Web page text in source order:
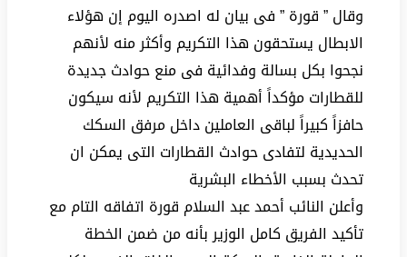
وقال ” قورة ” فى بيان له اصدره اليوم إن هؤلاء
الابطال يستحقون هذا التكريم وأكثر منه لأنهم
نجحوا بكل بسالة وفدائية فى منع حوادث جديدة
للقطارات مؤكداً أهمية هذا التكريم لأنه سيكون
حافزاً كبيراً لباقى العاملين داخل مرفق السكك
الحديدية لتفادى حوادث القطارات التى يمكن ان
تحدث بسبب الأخطاء البشرية
وأعلن النائب أحمد عبد السلام قورة اتفاقه التام مع
تأكيد الفريق كامل الوزير بأنه من ضمن الخطة